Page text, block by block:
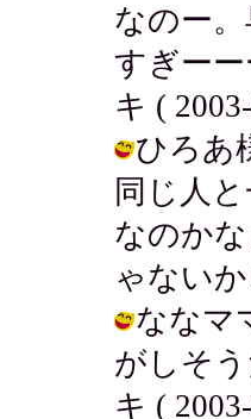
なのー
すぎー
キ (
ひろあ
同じ人
なのか
ゃない
ななマ
がしそ
キ (